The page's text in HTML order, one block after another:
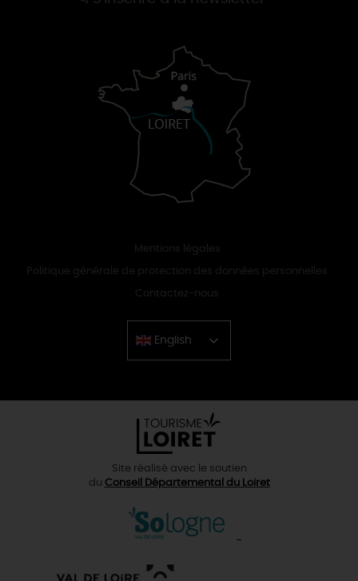
Mentions légales
Politique générale de protection des données personnelles
Contactez-nous
English
Chinese
Site réalisé avec le soutien
du Conseil Départemental du Loiret